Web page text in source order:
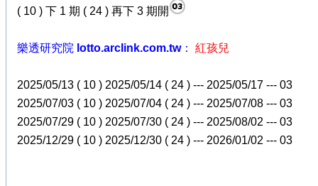
( 10 ) 下 1 期 ( 24 ) 再下 3 期開
樂透研究院 lotto.arclink.com.tw： 紅孩兒
2025/05/13 ( 10 ) 2025/05/14 ( 24 ) --- 2025/05/17 --- 03
2025/07/03 ( 10 ) 2025/07/04 ( 24 ) --- 2025/07/08 --- 03
2025/07/29 ( 10 ) 2025/07/30 ( 24 ) --- 2025/08/02 --- 03
2025/12/29 ( 10 ) 2025/12/30 ( 24 ) --- 2026/01/02 --- 03